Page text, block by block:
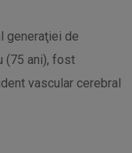
generaţiei de
(75 ani), fost
vascular cerebral